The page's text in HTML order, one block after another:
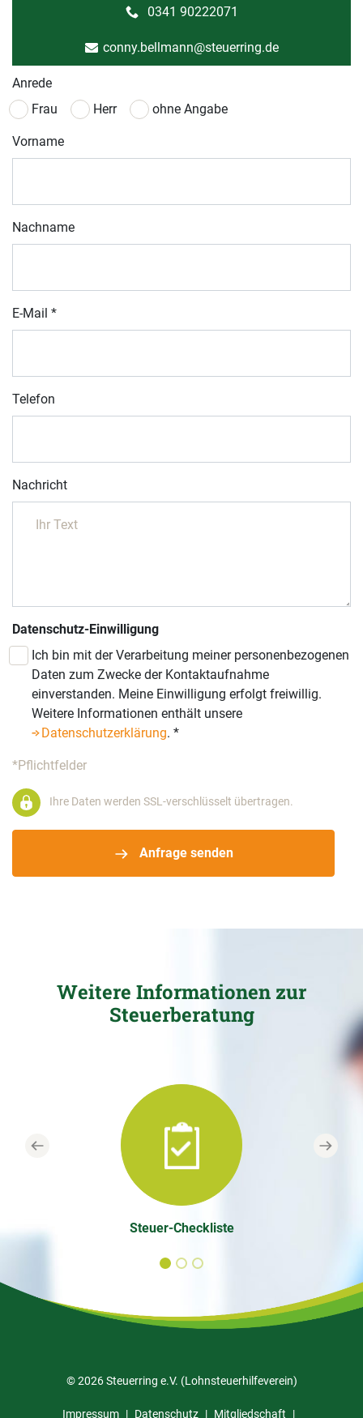
0341 90222071
conny.bellmann@steuerring.de
Anrede
Frau
Herr ohne Angabe
Vorname
Nachname
E-Mail *
Telefon
Nachricht
Datenschutz-Einwilligung
Ich bin mit der Verarbeitung meiner personenbezogenen
Daten zum Zwecke der Kontaktaufnahme
einverstanden. Meine Einwilligung erfolgt freiwillig.
Weitere Informationen enthält unsere
Datenschutzerklärung. *
*Pflichtfelder
Anfrage senden
Ihre Daten werden SSL-verschlüsselt übertragen.
Weitere Informationen zur
Steuerberatung
Steuer-Checkliste
Previous Next
© 2026 Steuerring e.V. (Lohnsteuerhilfeverein)
Impressum Datenschutz Mitgliedschaft